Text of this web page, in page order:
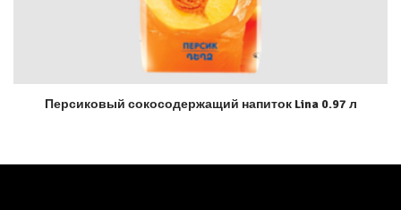
Персиковый сокосодержащий напиток Lina 0.97 л